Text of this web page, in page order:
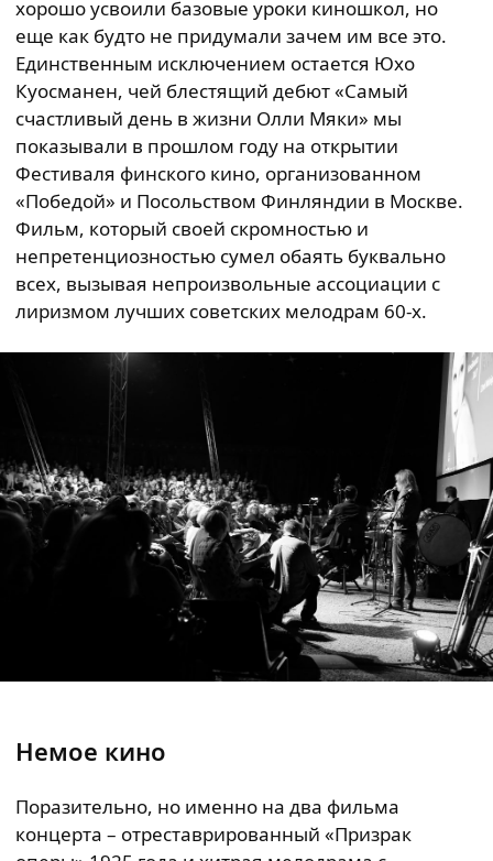
хорошо усвоили базовые уроки киношкол, но
еще как будто не придумали зачем им все это.
Единственным исключением остается Юхо
Куосманен, чей блестящий дебют «Самый
счастливый день в жизни Олли Мяки» мы
показывали в прошлом году на открытии
Фестиваля финского кино, организованном
«Победой» и Посольством Финляндии в Москве.
Фильм, который своей скромностью и
непретенциозностью сумел обаять буквально
всех, вызывая непроизвольные ассоциации с
лиризмом лучших советских мелодрам 60-х.
Немое кино
Поразительно, но именно на два фильма
концерта – отреставрированный «Призрак